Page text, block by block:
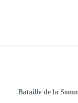
Bataille de la